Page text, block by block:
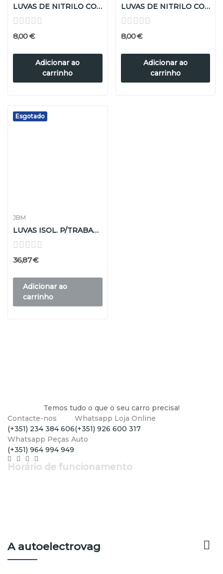
LUVAS DE NITRILO COR-DE-LARANJA 7.0 MIL...
8,00 €
Adicionar ao
carrinho
LUVAS DE NITRILO COR-DE-LARANJA 7.0 MIL...
8,00 €
Adicionar ao
carrinho
Esgotado
JBM
LUVAS ISOL. P/TRABALHOS SOB TENSÃO T.9
36,87 €
Adicionar ao
carrinho
Temos tudo o que o seu carro precisa!
Contacte-nos
(+351) 234 384 606
Whatsapp Loja Online
(+351) 926 600 317
Whatsapp Peças Auto
(+351) 964 994 949
Horário de funcionamento
A autoelectrovag 